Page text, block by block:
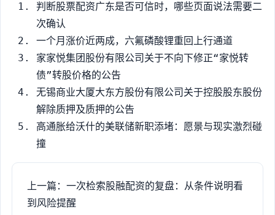
判断股票配资广东是否可信时，哪些页面说法需要二
次确认
一个月涨价近两成，六氟磷酸锂重回上行通道
家家悦集团股份有限公司关于不向下修正“家悦转
债”转股价格的公告
无锡商业大厦大东方股份有限公司关于控股股东股份
解除质押及质押的公告
高通胀给沃什的美联储新职添堵：愿景与现实激烈碰
撞
上一篇：一次检索股融配资的复盘：从条件说明看
到风险提醒